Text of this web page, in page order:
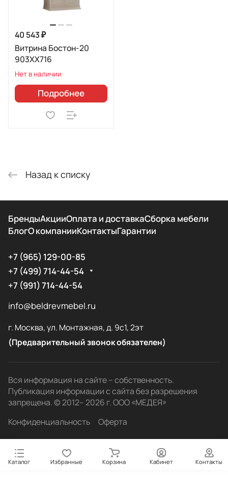
40 543 ₽
Витрина Бостон-20
903XX716
Нет в наличии
Подробнее
Назад к списку
БрендыАкцииОплата и доставкаСборка мебели
БлогО компанииКонтактыГарантии
+7 (965) 129-00-85
+7 (499) 714-44-54
+7 (991) 714-44-54
info@beldrevmebel.ru
г. Москва, ул. Монтажная, д. 9с1, 2эт
(Предварительный звонок обязателен)
Вся информация на сайте – собственность.
Публикация информации с сайта без разрешения
запрещена. © 2012– 2026 г. ООО «МЕДЕЯ»
Конфиденциальность
Оферта
Каталог Избранные Корзина Кабинет Контакты